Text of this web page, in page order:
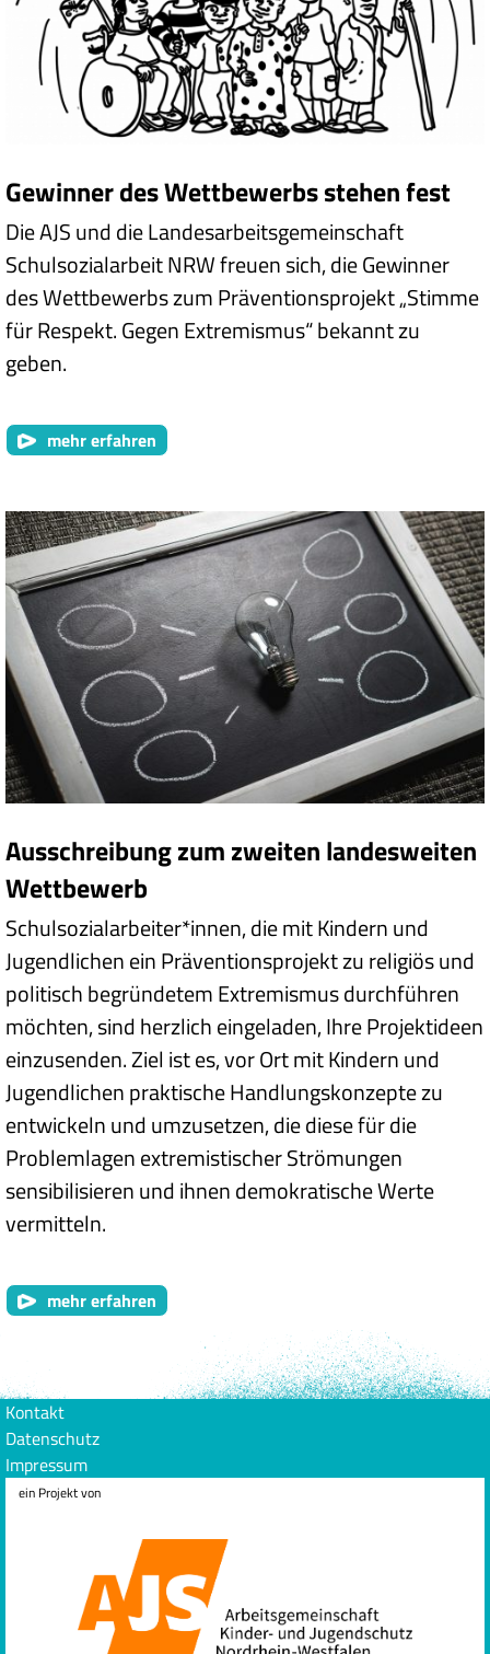
Gewinner des Wettbewerbs stehen fest
Die AJS und die Landesarbeitsgemeinschaft
Schulsozialarbeit NRW freuen sich, die Gewinner
des Wettbewerbs zum Präventionsprojekt „Stimme
für Respekt. Gegen Extremismus“ bekannt zu
geben.
mehr erfahren
Ausschreibung zum zweiten landesweiten
Wettbewerb
Schulsozialarbeiter*innen, die mit Kindern und
Jugendlichen ein Präventionsprojekt zu religiös und
politisch begründetem Extremismus durchführen
möchten, sind herzlich eingeladen, Ihre Projektideen
einzusenden. Ziel ist es, vor Ort mit Kindern und
Jugendlichen praktische Handlungskonzepte zu
entwickeln und umzusetzen, die diese für die
Problemlagen extremistischer Strömungen
sensibilisieren und ihnen demokratische Werte
vermitteln.
mehr erfahren
Kontakt
Datenschutz
Impressum
ein Projekt von